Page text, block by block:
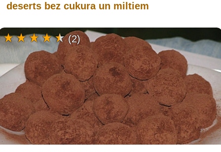
deserts bez cukura un miltiem
(2)